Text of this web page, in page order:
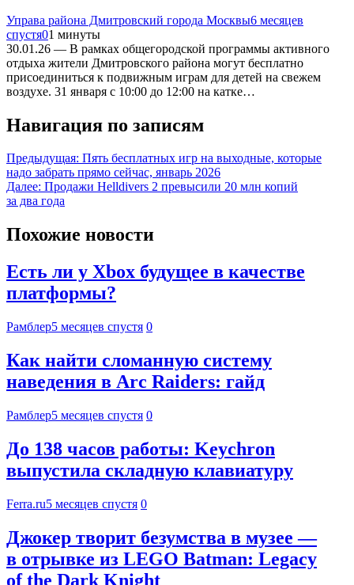
Управа района Дмитровский города Москвы6 месяцев
спустя01 минуты
30.01.26 — В рамках общегородской программы активного
отдыха жители Дмитровского района могут бесплатно
присоединиться к подвижным играм для детей на свежем
воздухе. 31 января с 10:00 до 12:00 на катке…
Навигация по записям
Предыдущая: Пять бесплатных игр на выходные, которые
надо забрать прямо сейчас, январь 2026
Далее: Продажи Helldivers 2 превысили 20 млн копий
за два года
Похожие новости
Есть ли у Xbox будущее в качестве
платформы?
Рамблер5 месяцев спустя 0
Как найти сломанную систему
наведения в Arc Raiders: гайд
Рамблер5 месяцев спустя 0
До 138 часов работы: Keychron
выпустила складную клавиатуру
Ferra.ru5 месяцев спустя 0
Джокер творит безумства в музее —
в отрывке из LEGO Batman: Legacy
of the Dark Knight